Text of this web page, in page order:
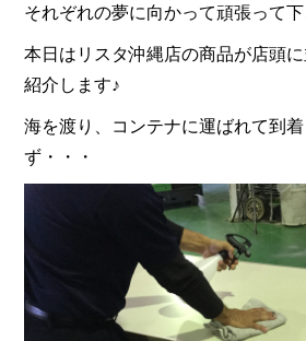
それぞれの夢に向かって頑張って
本日はリスタ沖縄店の商品が店頭
紹介します♪
海を渡り、コンテナに運ばれて到
ず・・・